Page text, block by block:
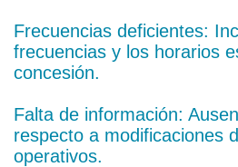
Frecuencias deficientes:
frecuencias y los horarios
concesión.
Falta de información:
respecto a modificaciones
operativos.